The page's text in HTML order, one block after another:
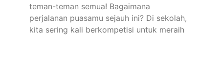
teman-teman semua! Bagaimana
perjalanan puasamu sejauh ini? Di sekolah,
kita sering kali berkompetisi untuk meraih